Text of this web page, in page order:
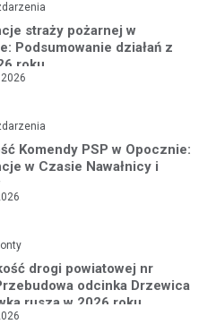
straży pożarnej w
Podsumowanie działań z
roku
Komendy PSP w Opocznie:
w Czasie Nawałnicy i
drogi powiatowej nr
odcinka Drzewica
rusza w 2026 roku